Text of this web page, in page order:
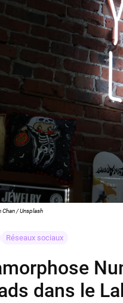
Chan / Unsplash
Réseaux sociaux
dans le